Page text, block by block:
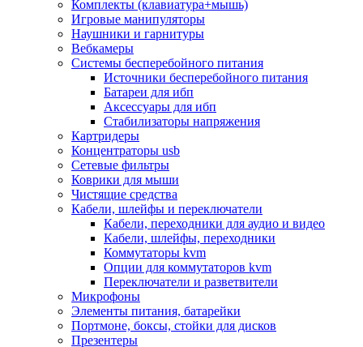
Операционные системы
Антивирусное по
Офисные приложения
Неттопы, тонкие клиенты, платформы nuc
Микрокомпьютеры
Опции для компьютеров
Бытовая техника
Кухонная техника
Блендеры, измельчители
Блинницы
Вакуумные упаковщики
Весы кухонные
Гриль
Дистилляторы
Йогуртницы
Кофеварки и кофемашины
Кофемолки
Кухонные комбайны
Ломтерезки
Микроволновые печи
Миксеры
Мини-печи
Мойки
Мультиварки
Комплекты (клавиатура+мышь)
Игровые манипуляторы
Наушники и гарнитуры
Вебкамеры
Системы бесперебойного питания
Источники бесперебойного питания
Батареи для ибп
Аксессуары для ибп
Стабилизаторы напряжения
Картридеры
Концентраторы usb
Сетевые фильтры
Коврики для мыши
Чистящие средства
Кабели, шлейфы и переключатели
Кабели, переходники для аудио и видео
Кабели, шлейфы, переходники
Коммутаторы kvm
Опции для коммутаторов kvm
Переключатели и разветвители
Микрофоны
Элементы питания, батарейки
Портмоне, боксы, стойки для дисков
Презентеры